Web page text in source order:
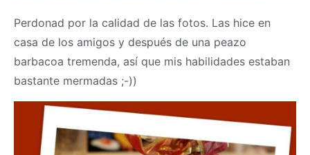
Perdonad por la calidad de las fotos. Las hice en
casa de los amigos y después de una peazo
barbacoa tremenda, así que mis habilidades estaban
bastante mermadas ;-))